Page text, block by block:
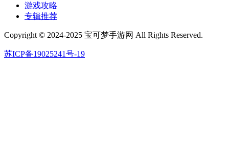
游戏攻略
专辑推荐
Copyright © 2024-2025 宝可梦手游网 All Rights Reserved.
苏ICP备19025241号-19